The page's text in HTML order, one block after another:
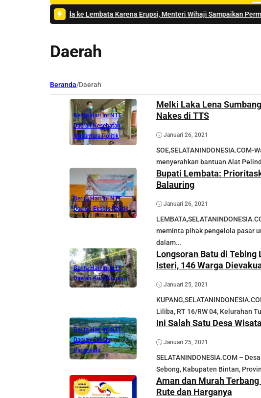
ke Lembata Karena Erupsi, Menteri Wihaji Sampaikan Permohonan Maaf
Daerah
Beranda/Daerah
Berita Hari Ini NTT
DaerahKesehatan
NusantaraPolitik
Melki Laka Lena
Nakes di TTS
Januari 26, 2021
menyerahkan bantuan Alat
Berita Hari Ini NTT
Daerah EksbisPolitik
Bupati Lembata:
Balauring
Januari 26, 2021
meminta pihak pengelola pasar
dalam...
Berita Hari Ini NTT
DaerahKota Kupang
Longsoran Batu di
Isteri, 146 Warga
Januari 25, 2021
Liliba, RT 16/RW 04, Kelurahan
Berita Hari Ini NTT
DaerahEksbis
Pariwisata
Ini Salah Satu Desa
Januari 25, 2021
SELATANINDONESIA.COM –
Sebong, Kabupaten Bintan,
Aman dan Murah
Rute dan Harganya